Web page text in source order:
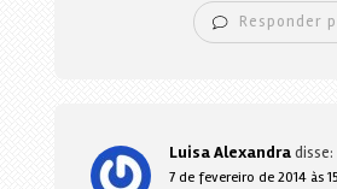
Responder
Luisa Alexandradisse:
7 de fevereiro de 2014 às